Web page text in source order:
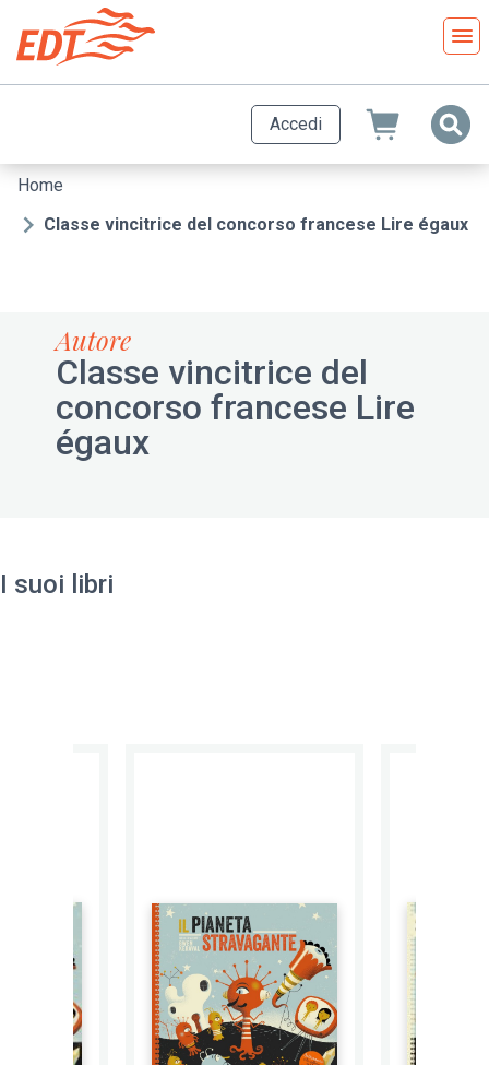
contenuto
principale
Accedi
Briciole
di
Home
Classe vincitrice del concorso francese Lire égaux
Autore
Classe vincitrice del
concorso francese Lire
égaux
I suoi libri